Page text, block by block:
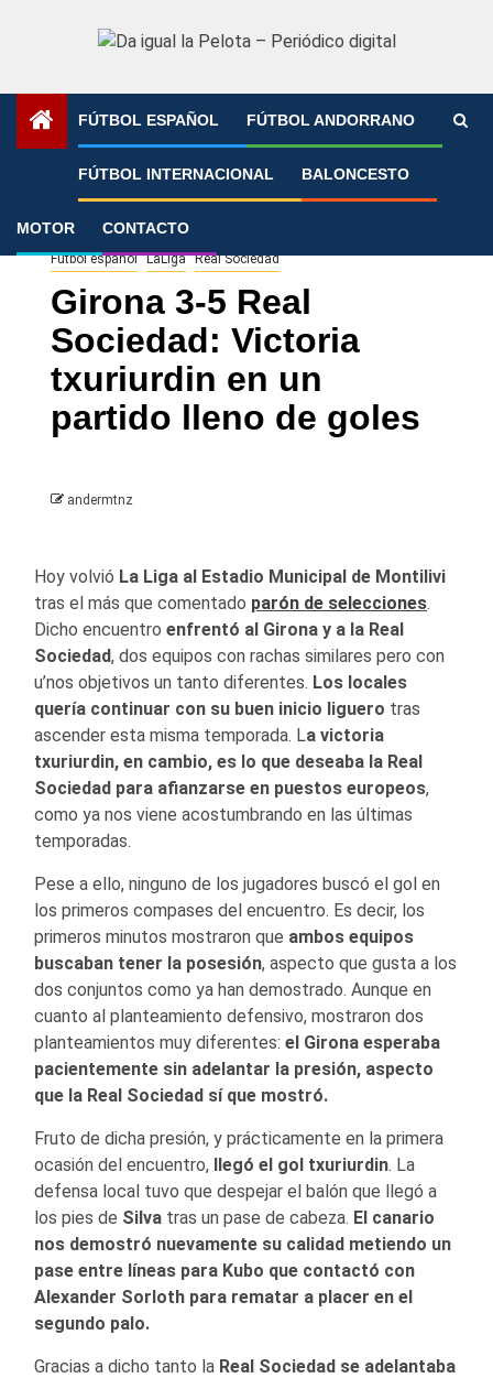
FÚTBOL ESPAÑOL FÚTBOL ANDORRANO
FÚTBOL INTERNACIONAL BALONCESTO
MOTOR CONTACTO
»
Fútbol español LaLiga Real Sociedad
Girona 3-5 Real
Sociedad: Victoria
txuriurdin en un
partido lleno de goles
andermtnz
Hoy volvió La Liga al Estadio Municipal de Montilivi
tras el más que comentado parón de selecciones.
Dicho encuentro enfrentó al Girona y a la Real
Sociedad, dos equipos con rachas similares pero con
u’nos objetivos un tanto diferentes. Los locales
quería continuar con su buen inicio liguero tras
ascender esta misma temporada. La victoria
txuriurdin, en cambio, es lo que deseaba la Real
Sociedad para afianzarse en puestos europeos,
como ya nos viene acostumbrando en las últimas
temporadas.
Pese a ello, ninguno de los jugadores buscó el gol en
los primeros compases del encuentro. Es decir, los
primeros minutos mostraron que ambos equipos
buscaban tener la posesión, aspecto que gusta a los
dos conjuntos como ya han demostrado. Aunque en
cuanto al planteamiento defensivo, mostraron dos
planteamientos muy diferentes: el Girona esperaba
pacientemente sin adelantar la presión, aspecto
que la Real Sociedad sí que mostró.
Fruto de dicha presión, y prácticamente en la primera
ocasión del encuentro, llegó el gol txuriurdin. La
defensa local tuvo que despejar el balón que llegó a
los pies de Silva tras un pase de cabeza. El canario
nos demostró nuevamente su calidad metiendo un
pase entre líneas para Kubo que contactó con
Alexander Sorloth para rematar a placer en el
segundo palo.
Gracias a dicho tanto la Real Sociedad se adelantaba